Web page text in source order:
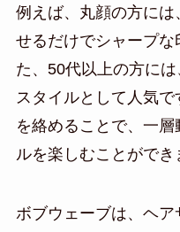
例えば、丸顔の方に
せるだけでシャープな
た、50代以上の方に
スタイルとして人気
を絡めることで、一
ルを楽しむことができ
ボブウェーブは、ヘ